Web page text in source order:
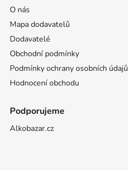
O nás
Mapa dodavatelů
Dodavatelé
Obchodní podmínky
Podmínky ochrany osobních údajů
Hodnocení obchodu
Podporujeme
Alkobazar.cz